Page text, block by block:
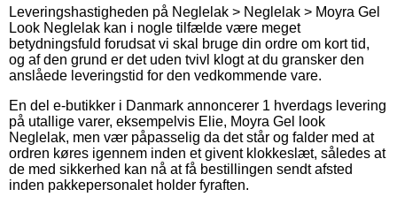
Leveringshastigheden på Neglelak > Neglelak > Moyra Gel
Look Neglelak kan i nogle tilfælde være meget
betydningsfuld forudsat vi skal bruge din ordre om kort tid,
og af den grund er det uden tvivl klogt at du gransker den
anslåede leveringstid for den vedkommende vare.
En del e-butikker i Danmark annoncerer 1 hverdags levering
på utallige varer, eksempelvis Elie, Moyra Gel look
Neglelak, men vær påpasselig da det står og falder med at
ordren køres igennem inden et givent klokkeslæt, således at
de med sikkerhed kan nå at få bestillingen sendt afsted
inden pakkepersonalet holder fyraften.